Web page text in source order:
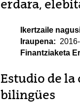
erdara,
Ikertzaile
Iraupena:
Finantziaketa
Estudio de
bilingües